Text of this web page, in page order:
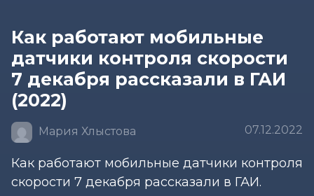
Как работают мобильные
датчики контроля скорости
7 декабря рассказали в ГАИ
(2022)
Мария Хлыстова 07.12.2022
Как работают мобильные датчики контроля
скорости 7 декабря рассказали в ГАИ.